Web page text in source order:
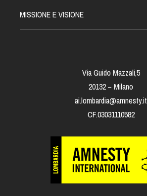
MISSIONE E VISIONE
Via Guido Mazzali,5
20132 – Milano
ai.lombardia@amnesty.it
CF.03031110582